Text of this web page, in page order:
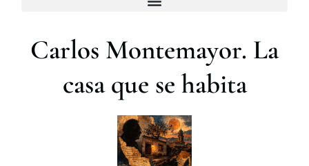
Carlos Montemayor. La
casa que se habita